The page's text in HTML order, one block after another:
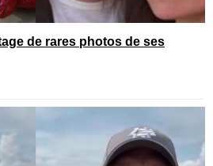
de rares photos de ses